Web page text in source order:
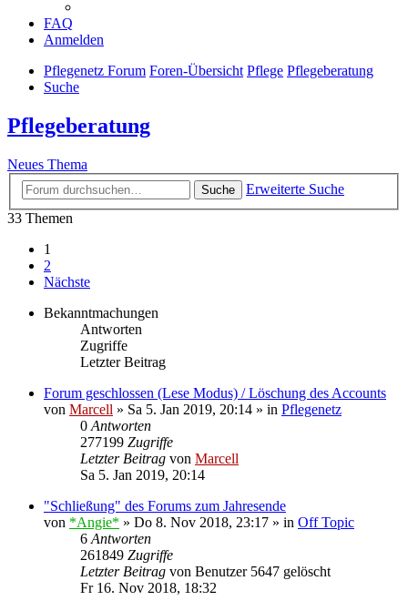
FAQ
Anmelden
Pflegenetz Forum Foren-Übersicht Pflege Pflegeberatung
Suche
Pflegeberatung
Neues Thema
Suche
Erweiterte Suche
33 Themen
1
2
Nächste
Bekanntmachungen
Antworten
Zugriffe
Letzter Beitrag
Forum geschlossen (Lese Modus) / Löschung des Accounts
von Marcell » Sa 5. Jan 2019, 20:14 » in Pflegenetz
0 Antworten
277199 Zugriffe
Letzter Beitrag von Marcell
Sa 5. Jan 2019, 20:14
"Schließung" des Forums zum Jahresende
von *Angie* » Do 8. Nov 2018, 23:17 » in Off Topic
6 Antworten
261849 Zugriffe
Letzter Beitrag von Benutzer 5647 gelöscht
Fr 16. Nov 2018, 18:32